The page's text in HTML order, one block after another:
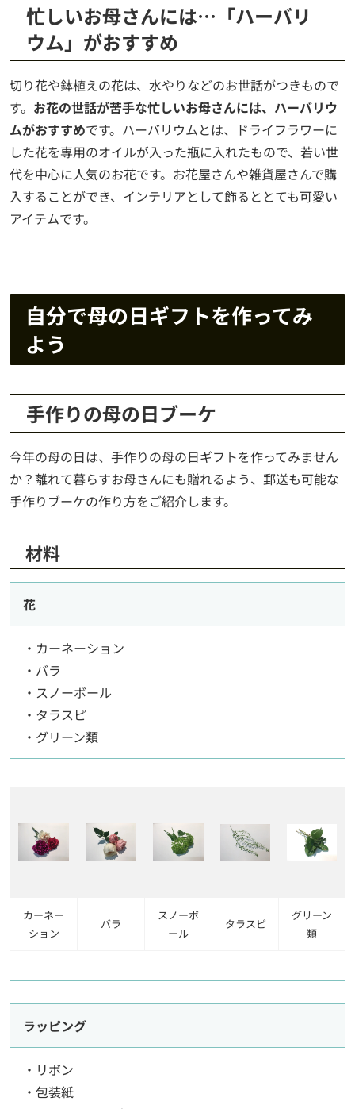
忙しいお母さんには…「ハーバリ
ウム」がおすすめ
切り花や鉢植えの花は、水やりなどのお世話がつきもので
す。 お花の世話が苦手な忙しいお母さんには、ハーバリウ
ムがおすすめです。ハーバリウムとは、ドライフラワーに
した花を専用のオイルが入った瓶に入れたもので、若い世
代を中心に人気のお花です。お花屋さんや雑貨屋さんで購
入することができ、インテリアとして飾るととても可愛い
アイテムです。
自分で母の日ギフトを作ってみ
よう
手作りの母の日ブーケ
今年の母の日は、手作りの母の日ギフトを作ってみません
か？離れて暮らすお母さんにも贈れるよう、郵送も可能な
手作りブーケの作り方をご紹介します。
材料
花
・カーネーション
・バラ
・スノーボール
・タラスピ
・グリーン類
カーネー
ション
バラ
スノーボ
ール
タラスピ
グリーン
類
ラッピング
・リボン
・包装紙